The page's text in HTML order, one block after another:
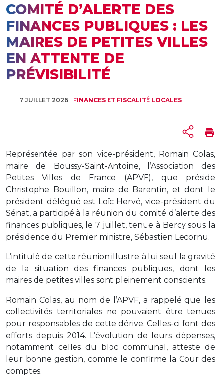
COMITÉ D’ALERTE DES
FINANCES PUBLIQUES : LES
MAIRES DE PETITES VILLES
EN ATTENTE DE
PRÉVISIBILITÉ
7 JUILLET 2026 FINANCES ET FISCALITÉ LOCALES
Représentée par son vice-président, Romain Colas,
maire de Boussy-Saint-Antoine, l’Association des
Petites Villes de France (APVF), que préside
Christophe Bouillon, maire de Barentin, et dont le
président délégué est Loïc Hervé, vice-président du
Sénat, a participé à la réunion du comité d’alerte des
finances publiques, le 7 juillet, tenue à Bercy sous la
présidence du Premier ministre, Sébastien Lecornu.
L’intitulé de cette réunion illustre à lui seul la gravité
de la situation des finances publiques, dont les
maires de petites villes sont pleinement conscients.
Romain Colas, au nom de l’APVF, a rappelé que les
collectivités territoriales ne pouvaient être tenues
pour responsables de cette dérive. Celles-ci font des
efforts depuis 2014. L’évolution de leurs dépenses,
notamment celles du bloc communal, atteste de
leur bonne gestion, comme le confirme la Cour des
comptes.